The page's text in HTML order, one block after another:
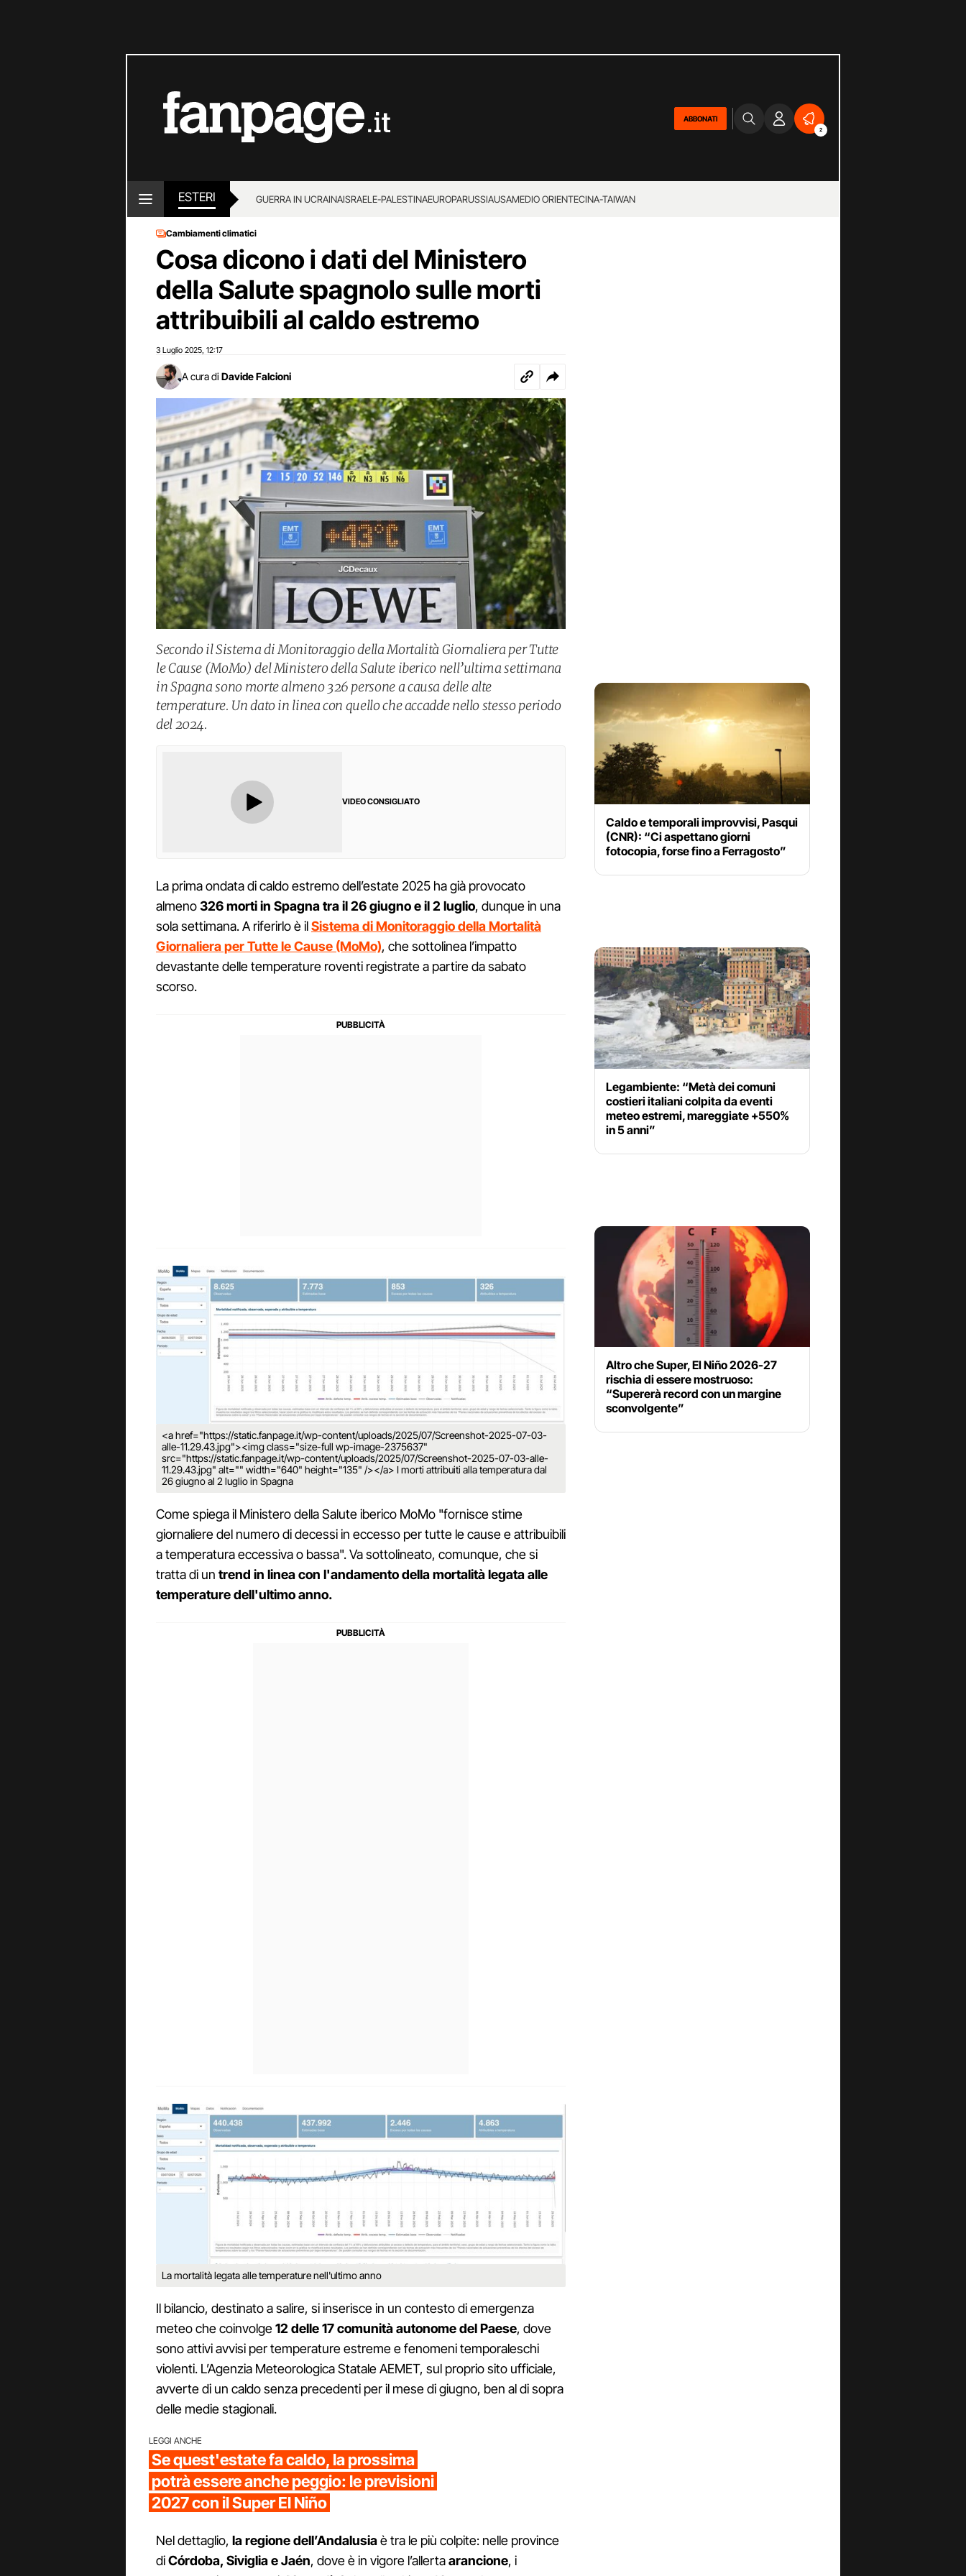
ABBONATI
2
ESTERI GUERRA IN UCRAINAISRAELE-PALESTINAEUROPARUSSIAUSAMEDIO ORIENTECINA-TAIWAN
Cambiamenti climatici
Cosa dicono i dati del Ministero
della Salute spagnolo sulle morti
attribuibili al caldo estremo
3 Luglio 2025 12:17
A cura di Davide Falcioni
Secondo il Sistema di Monitoraggio della Mortalità Giornaliera per Tutte
le Cause (MoMo) del Ministero della Salute iberico nell’ultima settimana
in Spagna sono morte almeno 326 persone a causa delle alte
temperature. Un dato in linea con quello che accadde nello stesso periodo
del 2024.
VIDEO CONSIGLIATO
La prima ondata di caldo estremo dell’estate 2025 ha già provocato
almeno326 mortiin Spagna tra il 26 giugno e il 2 luglio, dunque in una
sola settimana. A riferirlo è ilSistema di Monitoraggio della Mortalità
Giornaliera per Tutte le Cause (MoMo), che sottolinea l’impatto
devastante delle temperature roventi registrate a partire da sabato
scorso.
<a href="https://static.fanpage.it/wp-content/uploads/2025/07/Screenshot-2025-07-03-
alle-11.29.43.jpg"><img class="size-full wp-image-2375637"
src="https://static.fanpage.it/wp-content/uploads/2025/07/Screenshot-2025-07-03-alle-
11.29.43.jpg" alt="" width="640" height="135" /></a> I morti attribuiti alla temperatura dal
26 giugno al 2 luglio in Spagna
Come spiega il Ministero della Salute iberico MoMo "fornisce stime
giornaliere del numero di decessi in eccesso per tutte le cause e attribuibili
a temperatura eccessiva o bassa". Va sottolineato, comunque, che si
tratta di un trend in linea con l'andamento della mortalità legata alle
temperature dell'ultimo anno.
La mortalità legata alle temperature nell'ultimo anno
Il bilancio, destinato a salire, si inserisce in un contesto di emergenza
meteo che coinvolge12 delle 17 comunità autonome del Paese, dove
sono attivi avvisi per temperature estreme e fenomeni temporaleschi
violenti. L’Agenzia Meteorologica Statale AEMET, sul proprio sito ufficiale,
avverte di un caldo senza precedenti per il mese di giugno, ben al di sopra
delle medie stagionali.
LEGGI ANCHE
Se quest'estate fa caldo, la prossima
potrà essere anche peggio: le previsioni
2027 con il Super El Niño
Nel dettaglio, la regione dell’Andalusiaè tra le più colpite: nelle province
diCórdoba, Siviglia e Jaén, dove è in vigore l’allertaarancione, i
Caldo e temporali improvvisi, Pasqui
(CNR): “Ci aspettano giorni
fotocopia, forse fino a Ferragosto”
Legambiente: “Metà dei comuni
costieri italiani colpita da eventi
meteo estremi, mareggiate +550%
in 5 anni”
Altro che Super, El Niño 2026-27
rischia di essere mostruoso:
“Supererà record con un margine
sconvolgente”